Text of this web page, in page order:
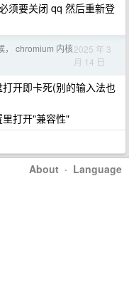
须要关闭 qq 然后重新登
， chromium 内核2025 年 3
月 14 日
开即卡死(别的输入法也
打开"兼容性"
About · Language